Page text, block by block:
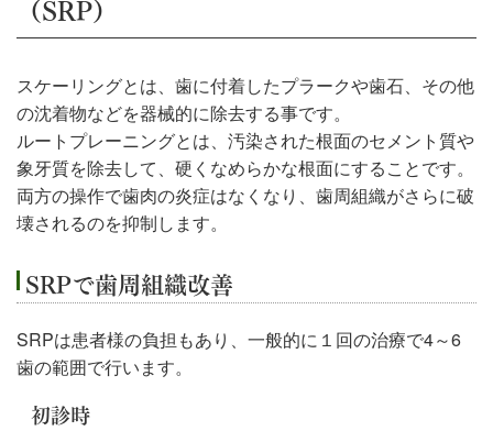
（SRP）
スケーリングとは、歯に付着したプラークや歯石、その他
の沈着物などを器械的に除去する事です。
ルートプレーニングとは、汚染された根面のセメント質や
象牙質を除去して、硬くなめらかな根面にすることです。
両方の操作で歯肉の炎症はなくなり、歯周組織がさらに破
壊されるのを抑制します。
SRPで歯周組織改善
SRPは患者様の負担もあり、一般的に１回の治療で4～6
歯の範囲で行います。
初診時